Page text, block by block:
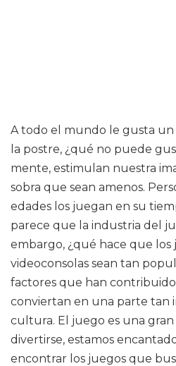
A todo el mundo le gusta
la postre, ¿qué no puede
mente, estimulan nuestra
sobra que sean amenos.
edades los juegan en su
parece que la industria del
embargo, ¿qué hace que los
videoconsolas sean tan
factores que han contribuido
conviertan en una parte tan
cultura. El juego es una
divertirse, estamos
encontrar los juegos que